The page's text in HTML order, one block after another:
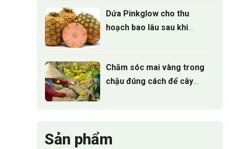
Dứa Pinkglow cho thu
hoạch bao lâu sau khi
Chăm sóc mai vàng trong
chậu đúng cách để cây
Sản phẩm